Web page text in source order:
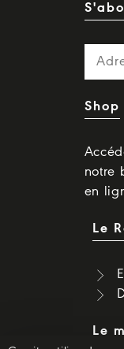
Shop
notre
en
Le
Le